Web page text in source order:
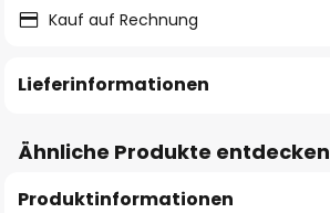
Kauf auf Rechnung
Lieferinformationen
Ähnliche Produkte entdecken
Produktinformationen